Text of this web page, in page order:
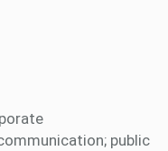
public